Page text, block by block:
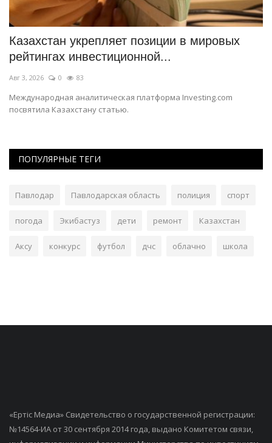
Казахстан укрепляет позиции в мировых
рейтингах инвестиционной...
Авг 3, 2026 0 83
Международная аналитическая платформа Investing.com
посвятила Казахстану статью.
ПОПУЛЯРНЫЕ ТЕГИ
Павлодар Павлодарская область полиция спорт
погода Экибастуз дети ремонт Казахстан
Аксу конкурс футбол дчс облачно школа
«Ертiс Медиа» Свидетельство о государственной регистрации:
№14564-ИА от 30 сентября 2014 года, выдано Комитетом связи,